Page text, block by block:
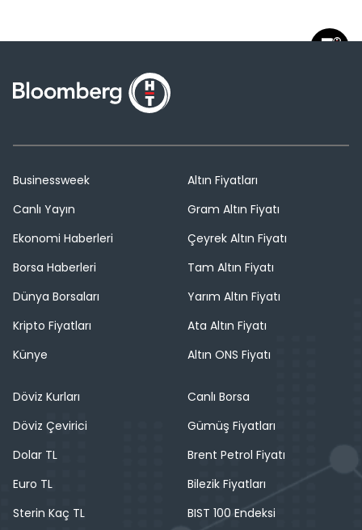
Businessweek
Canlı Yayın
Ekonomi Haberleri
Borsa Haberleri
Dünya Borsaları
Kripto Fiyatları
Künye
Altın Fiyatları
Gram Altın Fiyatı
Çeyrek Altın Fiyatı
Tam Altın Fiyatı
Yarım Altın Fiyatı
Ata Altın Fiyatı
Altın ONS Fiyatı
Döviz Kurları
Döviz Çevirici
Dolar TL
Euro TL
Sterin Kaç TL
Canlı Borsa
Gümüş Fiyatları
Brent Petrol Fiyatı
Bilezik Fiyatları
BIST 100 Endeksi